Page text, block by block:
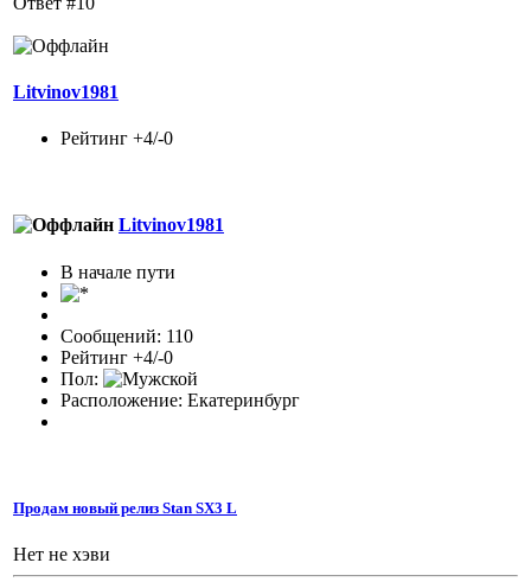
Litvinov1981
Рейтинг +4/-0
Litvinov1981
В начале пути
Сообщений: 110
Рейтинг +4/-0
Пол:
Расположение: Екатеринбург
Продам новый релиз Stan SX3 L
Нет не хэви